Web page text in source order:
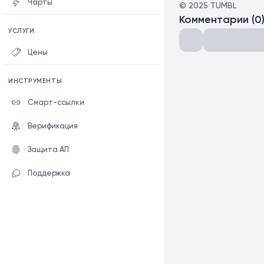
Чарты
УСЛУГИ
Цены
ИНСТРУМЕНТЫ
Смарт-ссылки
Верификация
Защита АП
Поддержка
© 2025 TUMBL
Комментарии (0)